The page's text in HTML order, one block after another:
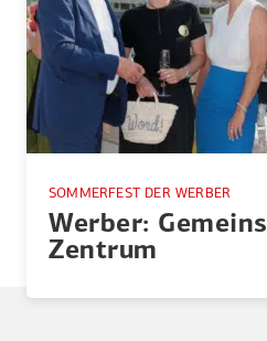
SOMMERFEST DER WERBER
Werber:
Zentrum